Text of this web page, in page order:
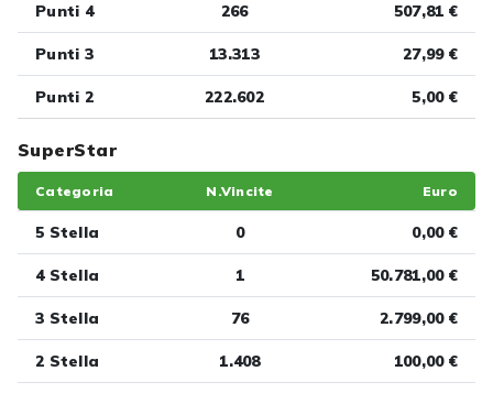
Punti 4 266 507,81 €
Punti 3 13.313 27,99 €
Punti 2 222.602 5,00 €
SuperStar
Categoria N.Vincite Euro
5 Stella 0 0,00 €
4 Stella 1 50.781,00 €
3 Stella 76 2.799,00 €
2 Stella 1.408 100,00 €